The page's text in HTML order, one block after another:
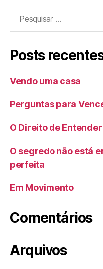
por:
Posts
Vendo uma casa
Perguntas para
O Direito de Entender
O segredo não está
perfeita
Em Movimento
Comentários
Arquivos